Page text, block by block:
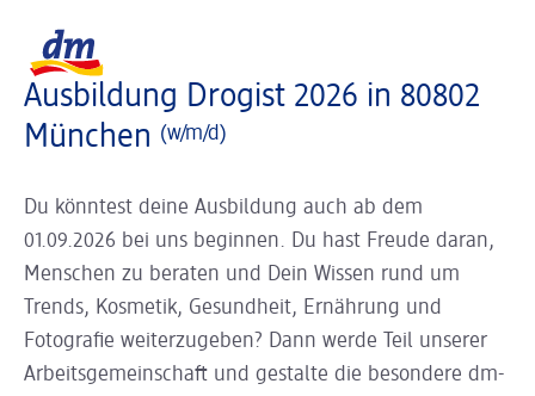
Ausbildung Drogist 2026 in 80802
München (w/m/d)
Du könntest deine Ausbildung auch ab dem
01.09.2026 bei uns beginnen. Du hast Freude daran,
Menschen zu beraten und Dein Wissen rund um
Trends, Kosmetik, Gesundheit, Ernährung und
Fotografie weiterzugeben? Dann werde Teil unserer
Arbeitsgemeinschaft und gestalte die besondere dm-